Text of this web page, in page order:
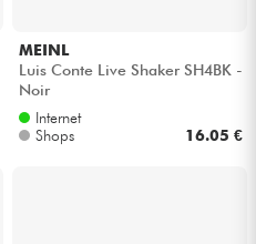
MEINL
Luis Conte Live Shaker SH4BK -
Noir
Internet
Shops
16.05 €